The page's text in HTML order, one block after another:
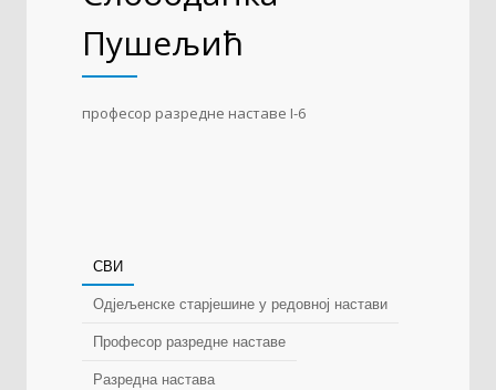
Пушељић
професор разредне наставе I-6
СВИ
Одјељенске старјешине у редовној настави
Професор разредне наставе
Разредна настава